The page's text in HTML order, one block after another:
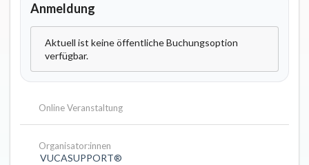
Anmeldung
Aktuell ist keine öffentliche Buchungsoption
verfügbar.
Online Veranstaltung
Organisator:innen
VUCASUPPORT®